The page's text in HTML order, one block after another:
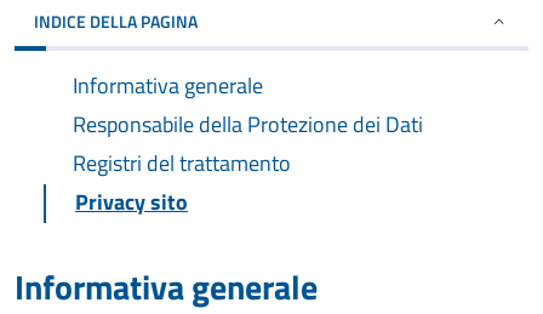
INDICE DELLA PAGINA
Informativa generale
Responsabile della Protezione dei Dati
Registri del trattamento
Privacy sito
Informativa generale